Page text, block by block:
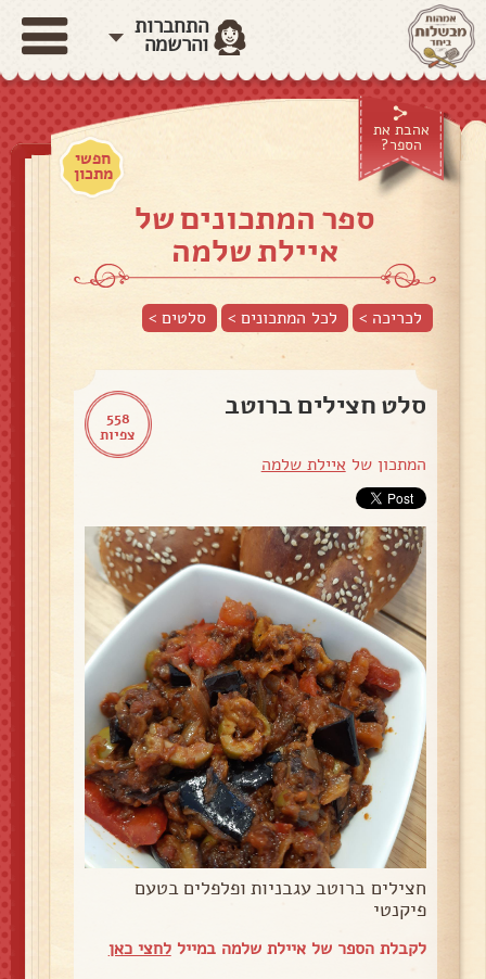
התחברות
והרשמה
אהבת את
הספר?
חפשי
מתכון
ספר המתכונים של
איילת שלמה
לכריכה > לכל המתכונים > סלטים>
558
צפיות
סלט חצילים ברוטב
המתכון של איילת שלמה
חצילים ברוטב עגבניות ופלפלים בטעם
פיקנטי
לקבלת הספר של איילת שלמה במייללחצי כאן